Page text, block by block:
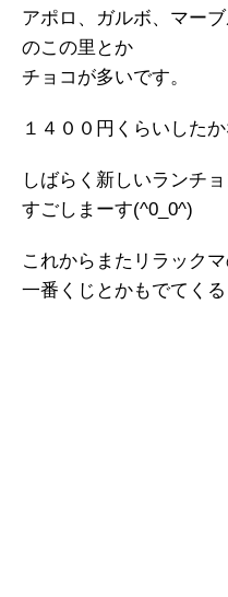
アポロ、ガルボ、マー
のこの里とか
チョコが多いです。
１４００円くらいした
しばらく新しいランチ
すごしまーす(^0_0^)
これからまたリラック
一番くじとかもでてくる